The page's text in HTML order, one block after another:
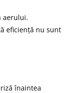
aerului.
eficiență nu sunt
înaintea